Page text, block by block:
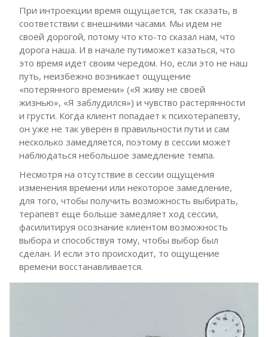
При интроекции время ощущается, так сказать, в
соответствии с внешними часами. Мы идем не
своей дорогой, потому что кто-то сказал нам, что
дорога наша. И в начале путиможет казаться, что
это время идет своим чередом. Но, если это не наш
путь, неизбежно возникает ощущение
«потерянного времени» («Я живу не своей
жизнью», «Я заблудился») и чувство растерянности
и грусти. Когда клиент попадает к психотерапевту,
он уже не так уверен в правильности пути и сам
несколько замедляется, поэтому в сессии может
наблюдаться небольшое замедление темпа.
Несмотря на отсутствие в сессии ощущения
изменения времени или некоторое замедление,
для того, чтобы получить возможность выбирать,
терапевт еще больше замедляет ход сессии,
фасилитируя осознание клиентом возможность
выбора и способствуя тому, чтобы выбор был
сделан. И если это происходит, то ощущение
времени восстанавливается.